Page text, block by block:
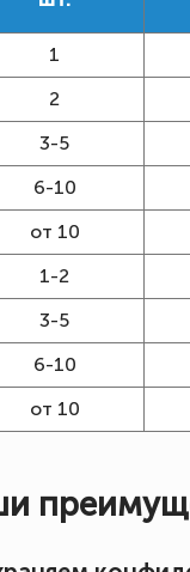
1
2
3-5
6-10
от 10
1-2
3-5
6-10
от 10